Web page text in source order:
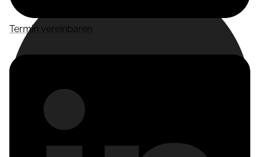
Termin vereinbaren